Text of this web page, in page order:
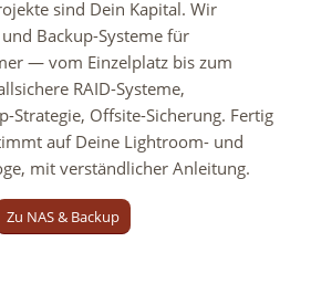
sind Dein Kapital. Wir
Backup-Systeme für
— vom Einzelplatz bis zum
RAID-Systeme,
Strategie, Offsite-Sicherung. Fertig
auf Deine Lightroom- und
mit verständlicher Anleitung.
Zu NAS & Backup